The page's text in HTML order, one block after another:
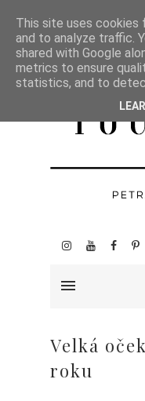
Velká
roku
This site uses cookies
and to analyze traffic.
shared with Google
metrics to ensure
statistics, and to